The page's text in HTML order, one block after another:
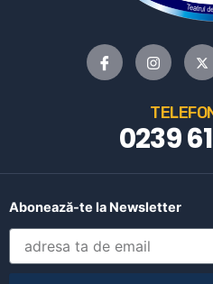
0239
Abonează-te la Newsletter